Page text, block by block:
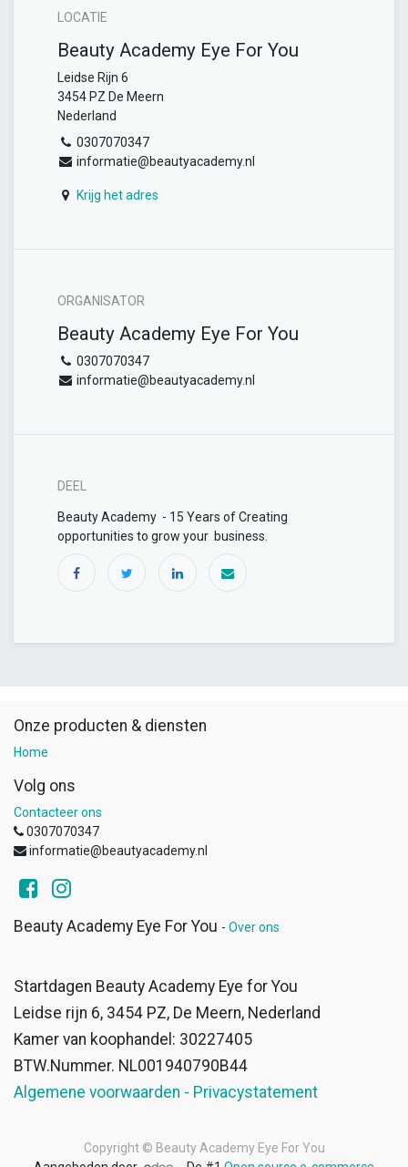
LOCATIE
Beauty Academy Eye For You
Leidse Rijn 6
3454 PZ De Meern
Nederland
0307070347
informatie@beautyacademy.nl
Krijg het adres
ORGANISATOR
Beauty Academy Eye For You
0307070347
informatie@beautyacademy.nl
DEEL
Beauty Academy - 15 Years of Creating
opportunities to grow your business.
Onze producten & diensten
Home
Volg ons
Contacteer ons
0307070347
informatie@beautyacademy.nl
Beauty Academy Eye For You - Over ons
Startdagen Beauty Academy Eye for You
Leidse rijn 6, 3454 PZ, De Meern, Nederland
Kamer van koophandel: 30227405
BTW.Nummer. NL001940790B44
Algemene voorwaarden - Privacystatement
Copyright © Beauty Academy Eye For You